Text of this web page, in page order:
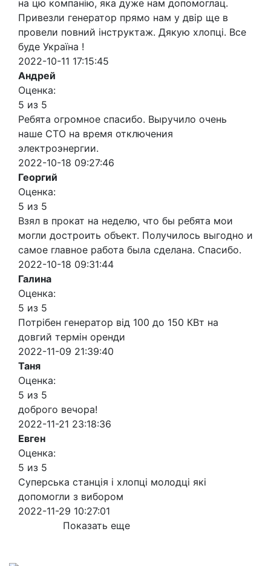
на цю компанію, яка дуже нам допомоглац.
Привезли генератор прямо нам у двір ще в
провели повний інструктаж. Дякую хлопці. Все
буде Україна !
2022-10-11 17:15:45
Андрей
Оценка:
5 из 5
Ребята огромное спасибо. Выручило очень
наше СТО на время отключения
электроэнергии.
2022-10-18 09:27:46
Георгий
Оценка:
5 из 5
Взял в прокат на неделю, что бы ребята мои
могли достроить объект. Получилось выгодно и
самое главное работа была сделана. Спасибо.
2022-10-18 09:31:44
Галина
Оценка:
5 из 5
Потрібен генератор від 100 до 150 КВт на
довгий термін оренди
2022-11-09 21:39:40
Таня
Оценка:
5 из 5
доброго вечора!
2022-11-21 23:18:36
Евген
Оценка:
5 из 5
Суперська станція і хлопці молодці які
допомогли з вибором
2022-11-29 10:27:01
Показать еще